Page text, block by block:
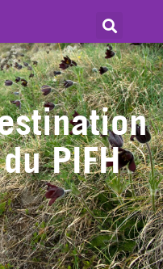
PIFH